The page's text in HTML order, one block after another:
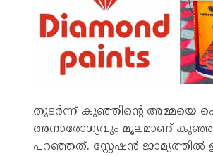
തുടര്‍ന്ന് കുഞ്ഞിന്റെ അമ്മയെ
അനാരോഗ്യവും മൂലമാണ്
പറഞ്ഞത്. സ്റ്റേഷന്‍ ജാമ്യത്തില്‍